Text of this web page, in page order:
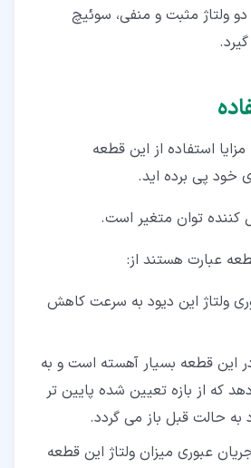
دو ولتاژ مثبت و منفی، سوئیچ
مزایا استفاده از این قطعه
خود پی برده اید.
توان متغیر است.
عبارت هستند از:
ولتاژ این دیود به سرعت کاهش
این قطعه بسیار آهسته است و به
که از بازه تعیین شده پایین تر
حالت قبل باز می گردد.
عبوری میزان ولتاژ این قطعه